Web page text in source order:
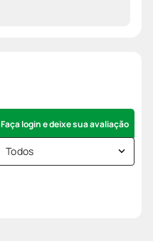
Faça login e deixe sua avaliação
Todos